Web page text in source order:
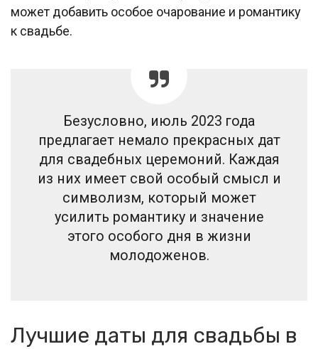
может добавить особое очарование и романтику
к свадьбе.
Безусловно, июль 2023 года
предлагает немало прекрасных дат
для свадебных церемоний. Каждая
из них имеет свой особый смысл и
символизм, который может
усилить романтику и значение
этого особого дня в жизни
молодоженов.
Лучшие даты для свадьбы в